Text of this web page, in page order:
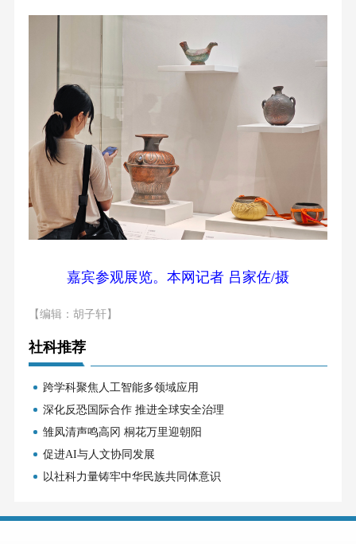
嘉宾参观展览。本网记者 吕家佐/摄
【编辑：胡子轩】
社科推荐
跨学科聚焦人工智能多领域应用
深化反恐国际合作 推进全球安全治理
雏凤清声鸣高冈 桐花万里迎朝阳
促进AI与人文协同发展
以社科力量铸牢中华民族共同体意识